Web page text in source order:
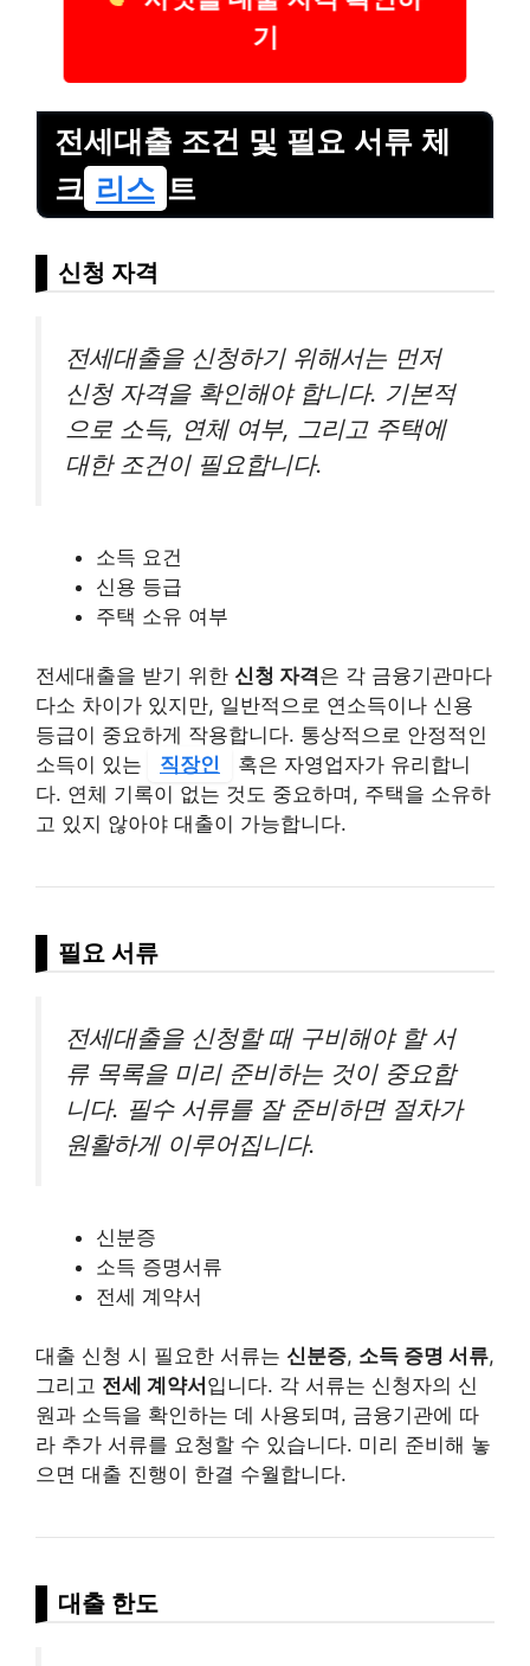
기
전세대출 조건 및 필요 서류 체
크 리스 트
신청 자격
전세대출을 신청하기 위해서는 먼저
신청 자격을 확인해야 합니다. 기본적
으로 소득, 연체 여부, 그리고 주택에
대한 조건이 필요합니다.
소득 요건
신용 등급
주택 소유 여부
전세대출을 받기 위한 신청 자격은 각 금융기관마다
다소 차이가 있지만, 일반적으로 연소득이나 신용
등급이 중요하게 작용합니다. 통상적으로 안정적인
소득이 있는
직장인
혹은 자영업자가 유리합니
다. 연체 기록이 없는 것도 중요하며, 주택을 소유하
고 있지 않아야 대출이 가능합니다.
필요 서류
전세대출을 신청할 때 구비해야 할 서
류 목록을 미리 준비하는 것이 중요합
니다. 필수 서류를 잘 준비하면 절차가
원활하게 이루어집니다.
신분증
소득 증명서류
전세 계약서
대출 신청 시 필요한 서류는 신분증, 소득 증명 서류,
그리고 전세 계약서 입니다. 각 서류는 신청자의 신
원과 소득을 확인하는 데 사용되며, 금융기관에 따
라 추가 서류를 요청할 수 있습니다. 미리 준비해 놓
으면 대출 진행이 한결 수월합니다.
대출 한도